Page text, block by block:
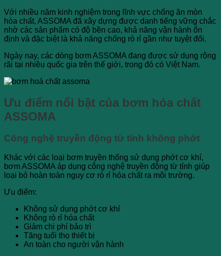
Với nhiều năm kinh nghiệm trong lĩnh vực chống ăn mòn
hóa chất, ASSOMA đã xây dựng được danh tiếng vững chắc
nhờ các sản phẩm có độ bền cao, khả năng vận hành ổn
định và đặc biệt là khả năng chống rò rỉ gần như tuyệt đối.
Ngày nay, các dòng bơm ASSOMA đang được sử dụng rộng
rãi tại nhiều quốc gia trên thế giới, trong đó có Việt Nam.
Ưu điểm nổi bật của bơm hóa chất
ASSOMA
Công nghệ truyền động từ tính không phớt
Khác với các loại bơm truyền thống sử dụng phớt cơ khí,
bơm ASSOMA áp dụng công nghệ truyền động từ tính giúp
loại bỏ hoàn toàn nguy cơ rò rỉ hóa chất ra môi trường.
Ưu điểm:
Không sử dụng phớt cơ khí
Không rò rỉ hóa chất
Giảm chi phí bảo trì
Tăng tuổi thọ thiết bị
An toàn cho người vận hành